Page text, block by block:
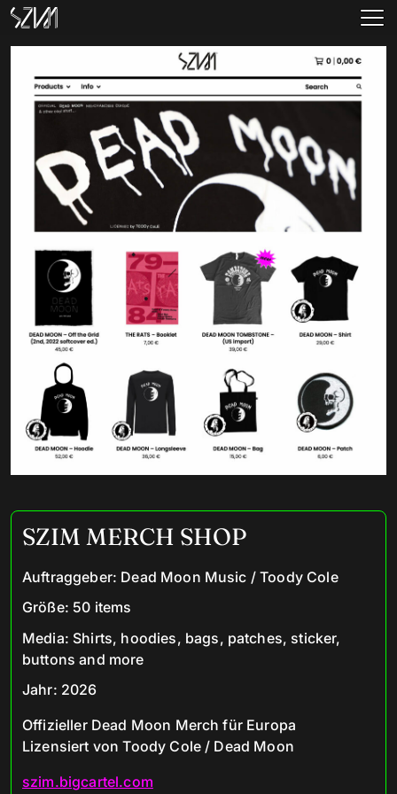
SZIM MERCH SHOP
Auftraggeber: Dead Moon Music / Toody Cole
Größe: 50 items
Media: Shirts, hoodies, bags, patches, sticker,
buttons and more
Jahr: 2026
Offizieller Dead Moon Merch für Europa
Lizensiert von Toody Cole / Dead Moon
szim.bigcartel.com